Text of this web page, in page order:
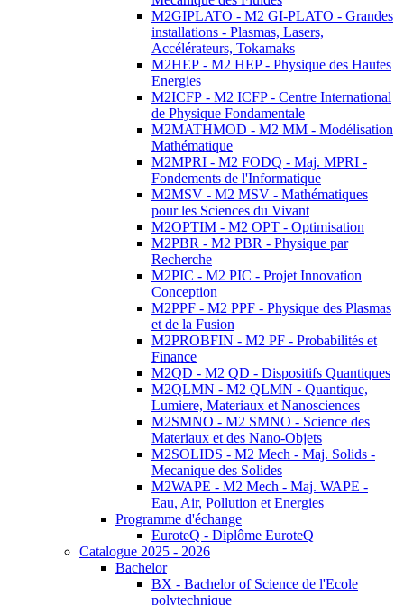
M2GIPLATO - M2 GI-PLATO - Grandes
installations - Plasmas, Lasers,
Accélérateurs, Tokamaks
M2HEP - M2 HEP - Physique des Hautes
Energies
M2ICFP - M2 ICFP - Centre International
de Physique Fondamentale
M2MATHMOD - M2 MM - Modélisation
Mathématique
M2MPRI - M2 FODQ - Maj. MPRI -
Fondements de l'Informatique
M2MSV - M2 MSV - Mathématiques
pour les Sciences du Vivant
M2OPTIM - M2 OPT - Optimisation
M2PBR - M2 PBR - Physique par
Recherche
M2PIC - M2 PIC - Projet Innovation
Conception
M2PPF - M2 PPF - Physique des Plasmas
et de la Fusion
M2PROBFIN - M2 PF - Probabilités et
Finance
M2QD - M2 QD - Dispositifs Quantiques
M2QLMN - M2 QLMN - Quantique,
Lumiere, Materiaux et Nanosciences
M2SMNO - M2 SMNO - Science des
Materiaux et des Nano-Objets
M2SOLIDS - M2 Mech - Maj. Solids -
Mecanique des Solides
M2WAPE - M2 Mech - Maj. WAPE -
Eau, Air, Pollution et Energies
Programme d'échange
EuroteQ - Diplôme EuroteQ
Catalogue 2025 - 2026
Bachelor
BX - Bachelor of Science de l'Ecole
polytechnique